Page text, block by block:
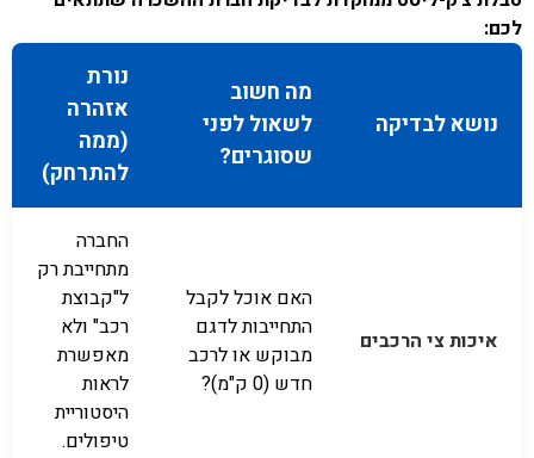
לכם:
נושא לבדיקה
מה חשוב
לשאול לפני
שסוגרים?
נורת
אזהרה
(ממה
להתרחק)
איכות צי הרכבים
האם אוכל לקבל
התחייבות לדגם
מבוקש או לרכב
חדש (0 ק"מ)?
החברה
מתחייבת רק
ל"קבוצת
רכב" ולא
מאפשרת
לראות
היסטוריית
טיפולים.